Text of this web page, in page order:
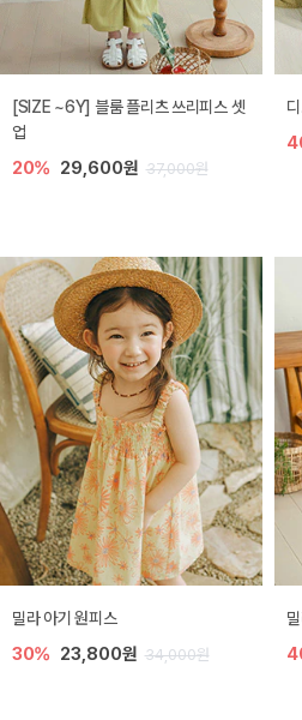
[SIZE ~6Y] 블룸 플리츠 쓰리피스 셋
업
20% 29,600원 37,000원
밀라 아기 원피스
30% 23,800원 34,000원